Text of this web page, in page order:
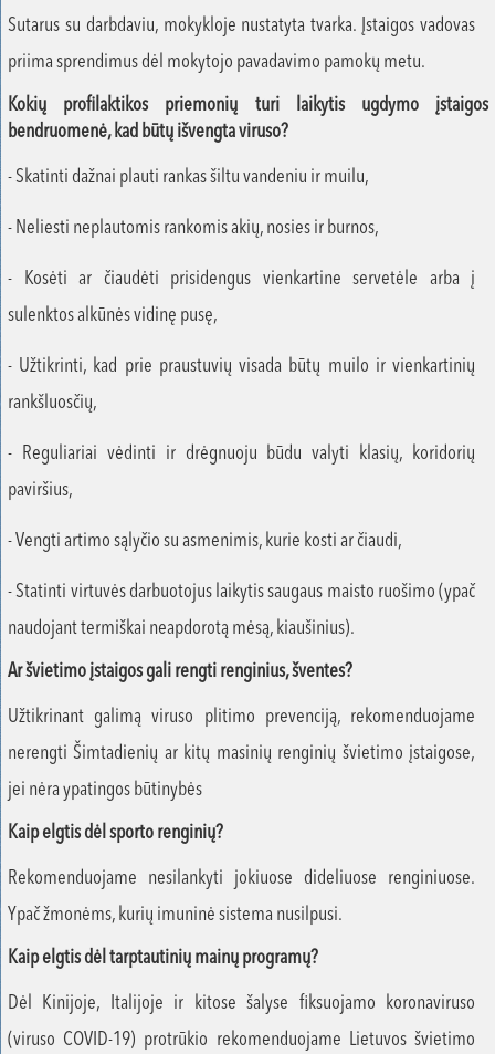
Sutarus su darbdaviu, mokykloje nustatyta tvarka. Įstaigos vadovas
priima sprendimus dėl mokytojo pavadavimo pamokų metu.
Kokių profilaktikos priemonių turi laikytis ugdymo įstaigos
bendruomenė, kad būtų išvengta viruso?
- Skatinti dažnai plauti rankas šiltu vandeniu ir muilu,
- Neliesti neplautomis rankomis akių, nosies ir burnos,
- Kosėti ar čiaudėti prisidengus vienkartine servetėle arba į
sulenktos alkūnės vidinę pusę,
- Užtikrinti, kad prie praustuvių visada būtų muilo ir vienkartinių
rankšluosčių,
- Reguliariai vėdinti ir drėgnuoju būdu valyti klasių, koridorių
paviršius,
- Vengti artimo sąlyčio su asmenimis, kurie kosti ar čiaudi,
- Statinti virtuvės darbuotojus laikytis saugaus maisto ruošimo (ypač
naudojant termiškai neapdorotą mėsą, kiaušinius).
Ar švietimo įstaigos gali rengti renginius, šventes?
Užtikrinant galimą viruso plitimo prevenciją, rekomenduojame
nerengti Šimtadienių ar kitų masinių renginių švietimo įstaigose,
jei nėra ypatingos būtinybės
Kaip elgtis dėl sporto renginių?
Rekomenduojame nesilankyti jokiuose dideliuose renginiuose.
Ypač žmonėms, kurių imuninė sistema nusilpusi.
Kaip elgtis dėl tarptautinių mainų programų?
Dėl Kinijoje, Italijoje ir kitose šalyse fiksuojamo koronaviruso
(viruso COVID-19) protrūkio rekomenduojame Lietuvos švietimo